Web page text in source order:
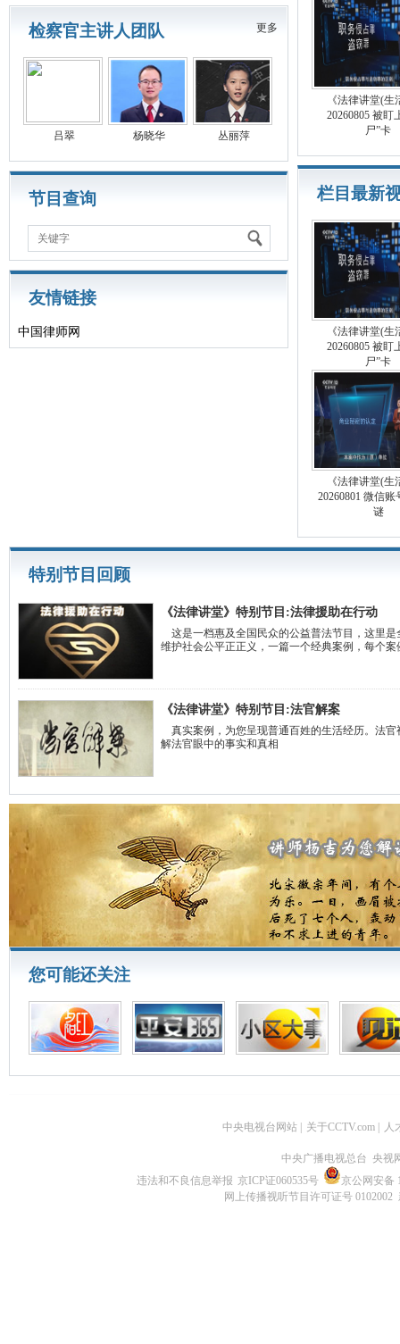
检察官主讲人团队 更多
吕翠 杨晓华 丛丽萍
节目查询
关键字
友情链接
中国律师网
《法律讲堂(生
20260805 被盯
尸”卡
栏目最新
《法律讲堂(生
20260805 被盯
尸”卡
《法律讲堂(生
20260801 微信
谜
特别节目回顾
《法律讲堂》特别节目:法律援助在行动
这是一档惠及全国民众的公益普法节目，这里
维护社会公平正正义，一篇一个经典案例，每个
《法律讲堂》特别节目:法官解案
真实案例，为您呈现普通百姓的生活经历。法
解法官眼中的事实和真相
您可能还关注
中央电视台网站 关于CCTV.com 人
中央广播电视总台 央视
违法和不良信息举报 京ICP证060535号
京公网安备
网上传播视听节目许可证号 0102002